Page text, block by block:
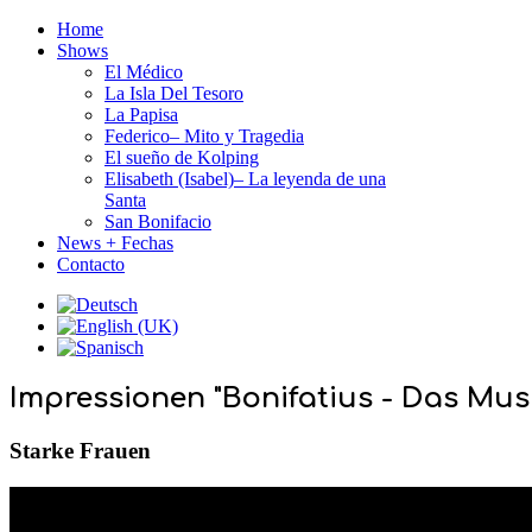
Home
Shows
El Médico
La Isla Del Tesoro
La Papisa
Federico– Mito y Tragedia
El sueño de Kolping
Elisabeth (Isabel)– La leyenda de una
Santa
San Bonifacio
News + Fechas
Contacto
Impressionen "Bonifatius - Das
Starke Frauen